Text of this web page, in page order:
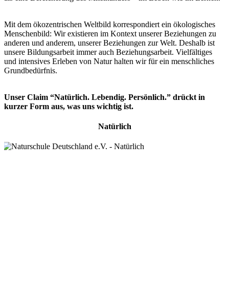
Mit dem ökozentrischen Weltbild korrespondiert ein ökologisches
Menschenbild: Wir existieren im Kontext unserer Beziehungen zu
anderen und anderem, unserer Beziehungen zur Welt. Deshalb ist
unsere Bildungsarbeit immer auch Beziehungsarbeit. Vielfältiges
und intensives Erleben von Natur halten wir für ein menschliches
Grundbedürfnis.
Unser Claim “Natürlich. Lebendig. Persönlich.” drückt in
kurzer Form aus, was uns wichtig ist.
Natürlich